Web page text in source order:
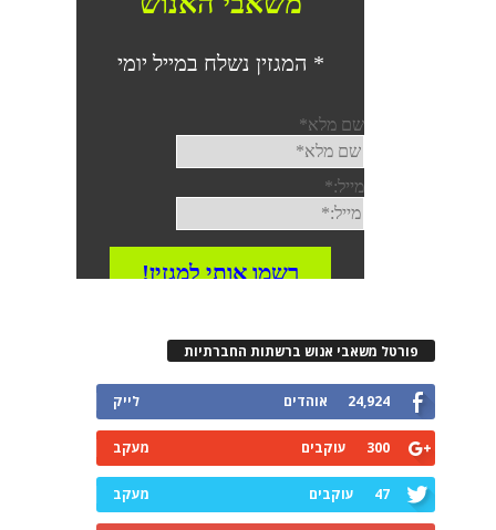
פורטל משאבי אנוש ברשתות החברתיות
24,924 אוהדים לייק
300 עוקבים מעקב
47 עוקבים מעקב